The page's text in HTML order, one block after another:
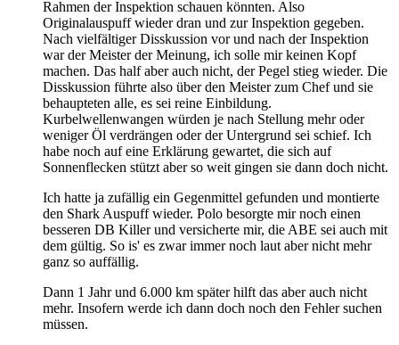
Rahmen der Inspektion schauen könnten. Also
Originalauspuff wieder dran und zur Inspektion gegeben.
Nach vielfältiger Disskussion vor und nach der Inspektion
war der Meister der Meinung, ich solle mir keinen Kopf
machen. Das half aber auch nicht, der Pegel stieg wieder. Die
Disskussion führte also über den Meister zum Chef und sie
behaupteten alle, es sei reine Einbildung.
Kurbelwellenwangen würden je nach Stellung mehr oder
weniger Öl verdrängen oder der Untergrund sei schief. Ich
habe noch auf eine Erklärung gewartet, die sich auf
Sonnenflecken stützt aber so weit gingen sie dann doch nicht.
Ich hatte ja zufällig ein Gegenmittel gefunden und montierte
den Shark Auspuff wieder. Polo besorgte mir noch einen
besseren DB Killer und versicherte mir, die ABE sei auch mit
dem gültig. So is' es zwar immer noch laut aber nicht mehr
ganz so auffällig.
Dann 1 Jahr und 6.000 km später hilft das aber auch nicht
mehr. Insofern werde ich dann doch noch den Fehler suchen
müssen.